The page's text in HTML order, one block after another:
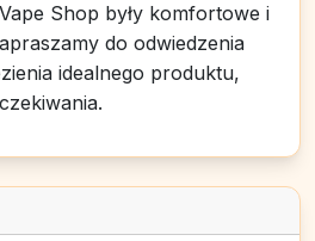
Shop były komfortowe i
do odwiedzenia
idealnego produktu,